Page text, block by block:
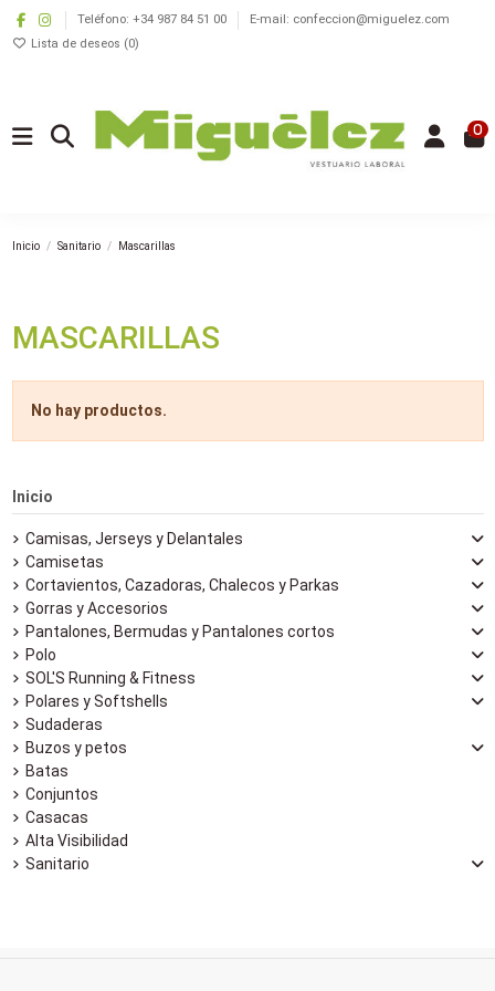
Teléfono: +34 987 84 51 00
E-mail: confeccion@miguelez.com
Lista de deseos (0)
0
Inicio Sanitario Mascarillas
MASCARILLAS
No hay productos.
Inicio
Camisas, Jerseys y Delantales
Camisetas
Cortavientos, Cazadoras, Chalecos y Parkas
Gorras y Accesorios
Pantalones, Bermudas y Pantalones cortos
Polo
SOL'S Running & Fitness
Polares y Softshells
Sudaderas
Buzos y petos
Batas
Conjuntos
Casacas
Alta Visibilidad
Sanitario